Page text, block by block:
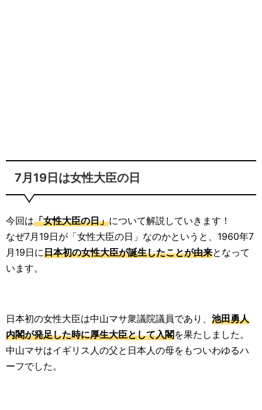
7月19日は女性大臣の日
今回は「女性大臣の日」について解説していきます！
なぜ7月19日が「女性大臣の日」なのかというと、1960年7
月19日に日本初の女性大臣が誕生したことが由来となって
います。
日本初の女性大臣は中山マサ衆議院議員であり、 池田勇人
内閣が発足した時に厚生大臣として入閣を果たしました。
中山マサはイギリス人の父と日本人の母をもついわゆるハ
ーフでした。